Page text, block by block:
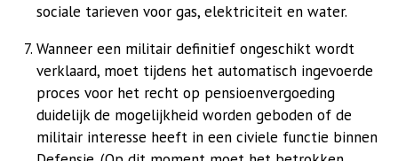
sociale tarieven voor gas, elektriciteit en water.
Wanneer een militair definitief ongeschikt wordt
verklaard, moet tijdens het automatisch ingevoerde
proces voor het recht op pensioenvergoeding
duidelijk de mogelijkheid worden geboden of de
militair interesse heeft in een civiele functie binnen